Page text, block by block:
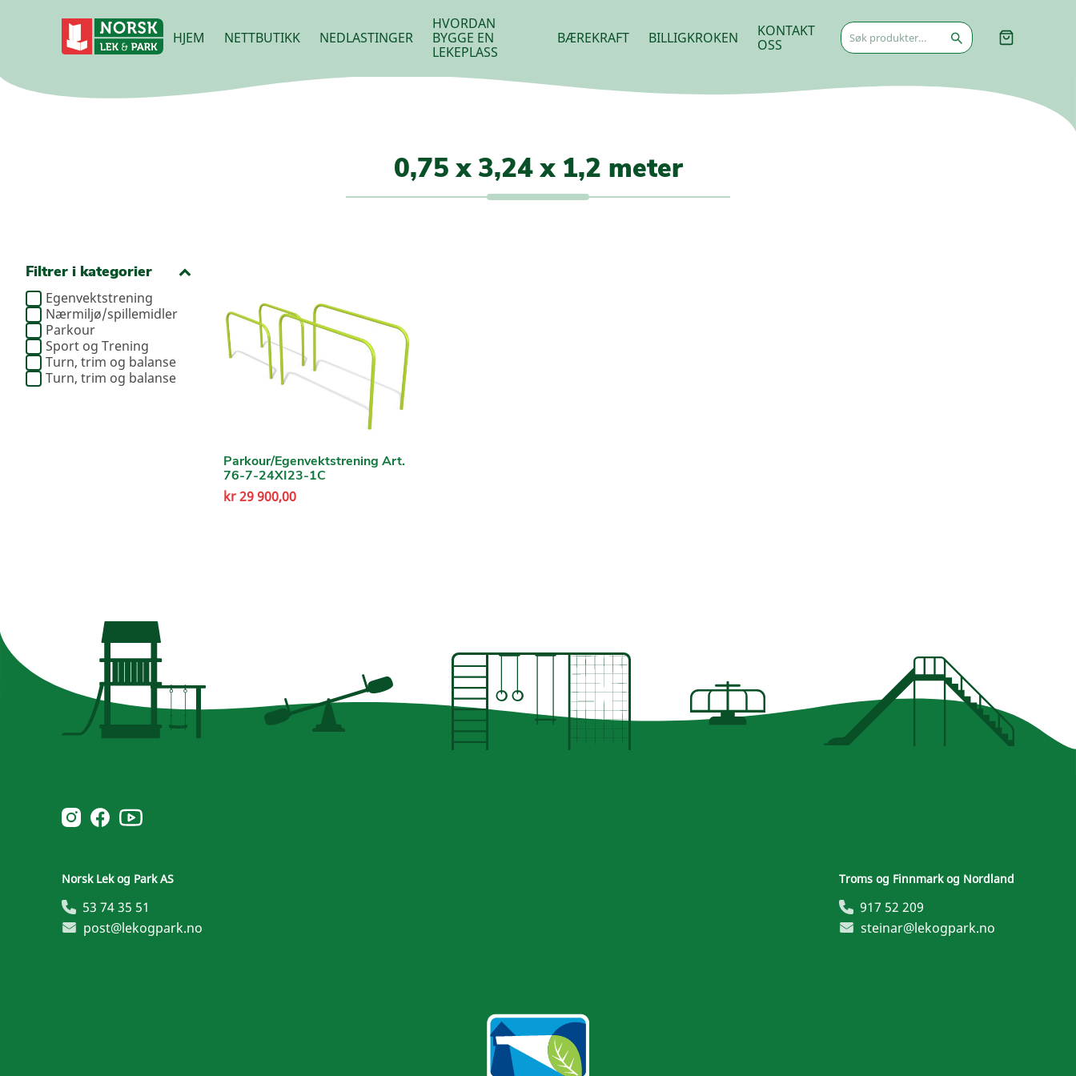
HJEM NETTBUTIKK NEDLASTINGER
HVORDAN
BYGGE EN
LEKEPLASS
BÆREKRAFT BILLIGKROKEN
KONTAKT
OSS
Søk
etter:
0,75 x 3,24 x 1,2 meter
Filtrer i kategorier
Egenvektstrening
Nærmiljø/spillemidler
Parkour
Sport og Trening
Turn, trim og balanse
Turn, trim og balanse
Parkour/Egenvektstrening Art.
76-7-24XI23-1C
kr29 900,00
Norsk Leg & Park instagram
Norsk Leg & Park facebook
Norsk Leg & Park youtube
Norsk Lek og Park AS
53 74 35 51
post@lekogpark.no
Troms og Finnmark og Nordland
917 52 209
steinar@lekogpark.no